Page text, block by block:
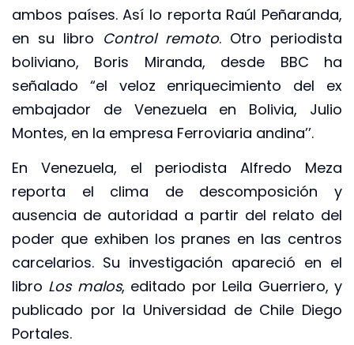
ambos países. Así lo reporta Raúl Peñaranda,
en su libro Control remoto. Otro periodista
boliviano, Boris Miranda, desde BBC ha
señalado “el veloz enriquecimiento del ex
embajador de Venezuela en Bolivia, Julio
Montes, en la empresa Ferroviaria andina’’.
En Venezuela, el periodista Alfredo Meza
reporta el clima de descomposición y
ausencia de autoridad a partir del relato del
poder que exhiben los pranes en las centros
carcelarios. Su investigación apareció en el
libro Los malos, editado por Leila Guerriero, y
publicado por la Universidad de Chile Diego
Portales.